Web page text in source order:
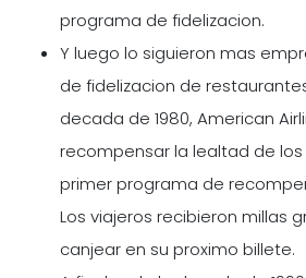
programa de fidelizacion.
Y luego lo siguieron mas
de fidelizacion de
decada de 1980, American
recompensar la lealtad de los
primer programa de
Los viajeros recibieron millas
canjear en su proximo billete.